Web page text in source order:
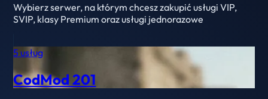
Wybierz serwer, na którym chcesz zakupić usługi VIP,
SVIP, klasy Premium oraz usługi jednorazowe
5 usług
CodMod 201